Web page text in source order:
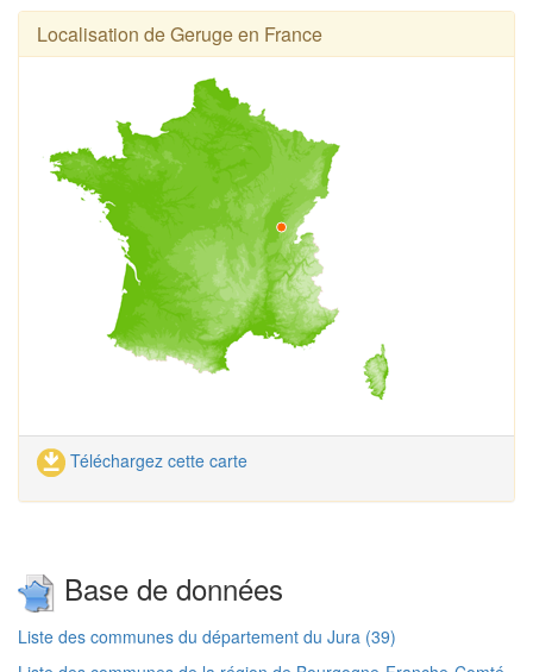
Localisation de Geruge en France
Téléchargez cette carte
Base de données
Liste des communes du département du Jura (39)